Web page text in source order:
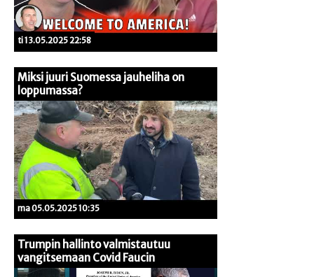
ti 13.05.2025 22:58
Miksi juuri Suomessa jauheliha on
loppumassa?
ma 05.05.2025 10:35
Trumpin hallinto valmistautuu
vangitsemaan Covid Faucin